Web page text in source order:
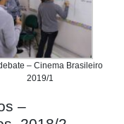
– Cinema Brasileiro
2019/1
–